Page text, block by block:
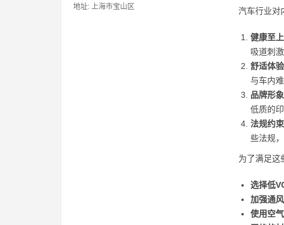
汽车行业对
健康至上
吸道刺
舒适体验
与车内
品牌形象
低质的
法规约束
些法规
为了满足这
选择低
加强通风
使用空气
地址: 上海市宝山区